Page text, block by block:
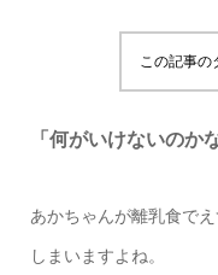
この記事の
「何がいけないの
あかちゃんが離乳食で
しまいますよね。